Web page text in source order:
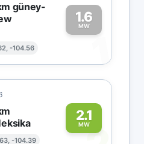
güney-
-104.56
1.6
MW
1
-104.39
2.1
MW